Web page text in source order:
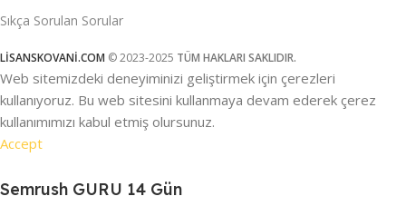
Sıkça Sorulan Sorular
LİSANSKOVANİ.COM © 2023-2025 TÜM HAKLARI SAKLIDIR.
Web sitemizdeki deneyiminizi geliştirmek için çerezleri
kullanıyoruz. Bu web sitesini kullanmaya devam ederek çerez
kullanımımızı kabul etmiş olursunuz.
Accept
Semrush GURU 14 Gün